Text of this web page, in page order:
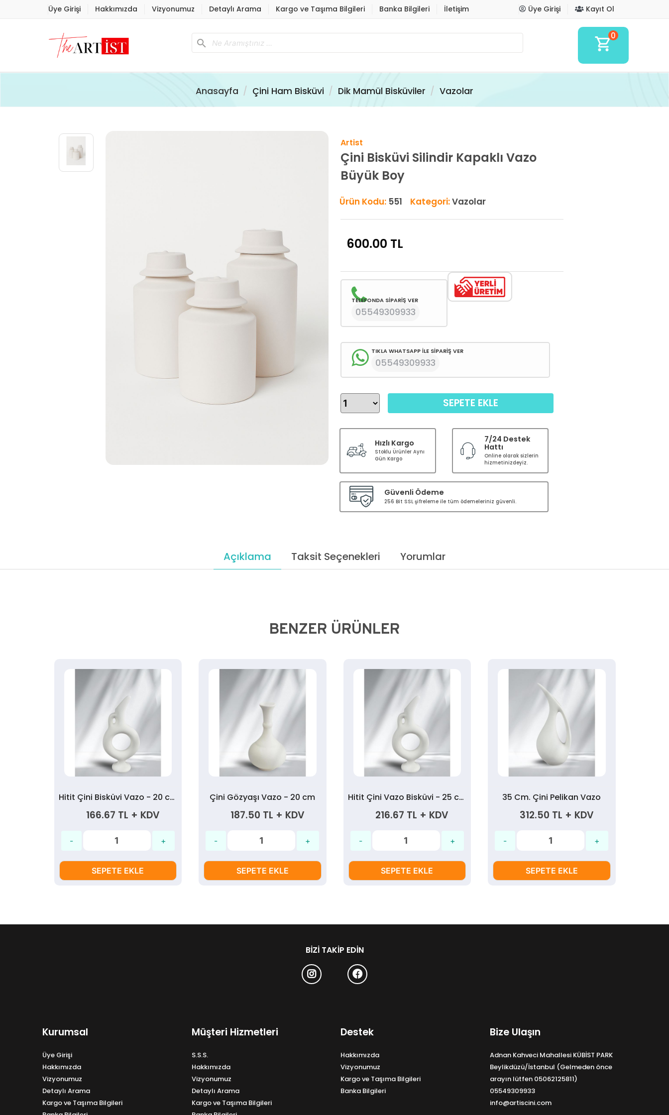
Üye Girişi Hakkımızda Vizyonumuz Detaylı Arama Kargo ve Taşıma Bilgileri Banka Bilgileri İletişim Üye Girişi Kayıt Ol
search shopping_cart0
Anasayfa Çini Ham Bisküvi Dik Mamül Bisküviler Vazolar
Artist
Çini Bisküvi Silindir Kapaklı Vazo
Büyük Boy
Ürün Kodu: 551 Kategori:Vazolar
600.00 TL
TELEFONDA SİPARİŞ VER
05549309933
TIKLA WHATSAPP İLE SİPARİŞ VER
05549309933
SEPETE EKLE
Hızlı Kargo
Stoklu Ürünler Aynı
Gün Kargo
7/24 Destek
Hattı
Online olarak sizlerin
hizmetinizdeyiz.
Güvenli Ödeme
256 Bit SSL şifreleme ile tüm ödemeleriniz güvenli.
Açıklama Taksit Seçenekleri Yorumlar
BENZER ÜRÜNLER
Hitit Çini Bisküvi Vazo - 20 cm
166.67 TL + KDV
SEPETE EKLE
Çini Gözyaşı Vazo - 20 cm
187.50 TL + KDV
SEPETE EKLE
Hitit Çini Vazo Bisküvi - 25 cm
216.67 TL + KDV
SEPETE EKLE
35 Cm. Çini Pelikan Vazo
312.50 TL + KDV
SEPETE EKLE
BIZI TAKIP EDIN
Kurumsal
Üye Girişi
Hakkımızda
Vizyonumuz
Detaylı Arama
Kargo ve Taşıma Bilgileri
Müşteri Hizmetleri
S.S.S.
Hakkımızda
Vizyonumuz
Detaylı Arama
Kargo ve Taşıma Bilgileri
Destek
Hakkımızda
Vizyonumuz
Kargo ve Taşıma Bilgileri
Banka Bilgileri
Bize Ulaşın
Adnan Kahveci Mahallesi KÜBİST PARK
Beylikdüzü/İstanbul (Gelmeden önce
arayın lütfen 05062125811)
05549309933
info@artiscini.com